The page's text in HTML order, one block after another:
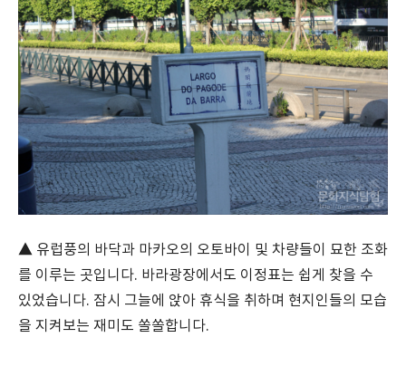
▲ 유럽풍의 바닥과 마카오의 오토바이 및 차량들이 묘한 조화
를 이루는 곳입니다. 바라광장에서도 이정표는 쉽게 찾을 수
있었습니다. 잠시 그늘에 앉아 휴식을 취하며 현지인들의 모습
을 지켜보는 재미도 쏠쏠합니다.